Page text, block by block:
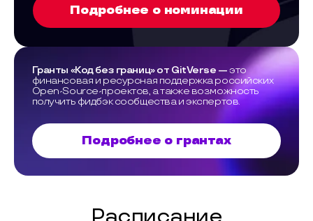
Подробнее о номинации
Гранты «Код без границ» от GitVerse —это
финансовая и ресурсная поддержка российских
Open-Source-проектов, а также возможность
получить фидбэк сообщества и экспертов.
Подробнее о грантах